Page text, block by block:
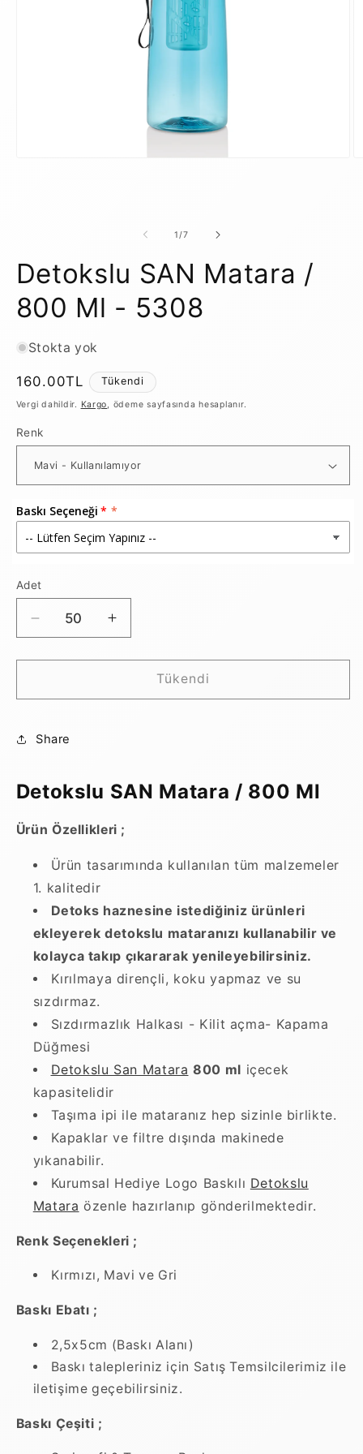
1//7
Detokslu SAN Matara /
800 Ml - 5308
Stokta yok
Normal
fiyat
160.00TL Tükendi
Vergi dahildir. Kargo, ödeme sayfasında hesaplanır.
Renk
Baskı Seçeneği
Adet
Detokslu
SAN
Matara
800
-
adedi
azaltın
Detokslu
SAN
Matara
800
adedi
artırın
Tükendi
Share
Detokslu SAN Matara / 800 Ml
Ürün Özellikleri ;
Ürün tasarımında kullanılan tüm malzemeler
1. kalitedir
Detoks haznesine istediğiniz ürünleri
ekleyerek detokslu mataranızı kullanabilir ve
kolayca takıp çıkararak yenileyebilirsiniz.
Kırılmaya dirençli, koku yapmaz ve su
sızdırmaz.
Sızdırmazlık Halkası - Kilit açma- Kapama
Düğmesi
Detokslu San Matara 800 ml içecek
kapasitelidir
Taşıma ipi ile mataranız hep sizinle birlikte.
Kapaklar ve filtre dışında makinede
yıkanabilir.
Kurumsal Hediye Logo Baskılı Detokslu
Matara özenle hazırlanıp gönderilmektedir.
Renk Seçenekleri ;
Kırmızı, Mavi ve Gri
Baskı Ebatı ;
2,5x5cm (Baskı Alanı)
Baskı talepleriniz için Satış Temsilcilerimiz ile
iletişime geçebilirsiniz.
Baskı Çeşiti ;